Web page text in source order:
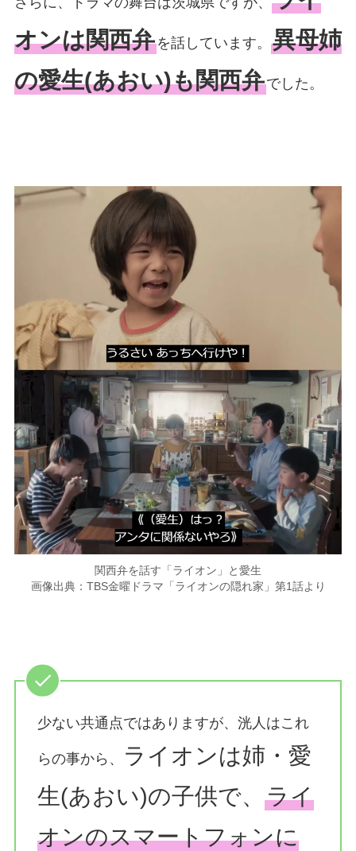
オンは関西弁を話しています。 異母姉
の愛生(あおい)も関西弁でした。
関西弁を話す「ライオン」と愛生
画像出典：TBS金曜ドラマ「ライオンの隠れ家」第1話より
少ない共通点ではありますが、洸人はこれ
らの事から、
ライオンは姉・愛
生(あおい)の子供で、 ライ
オンのスマートフォンに